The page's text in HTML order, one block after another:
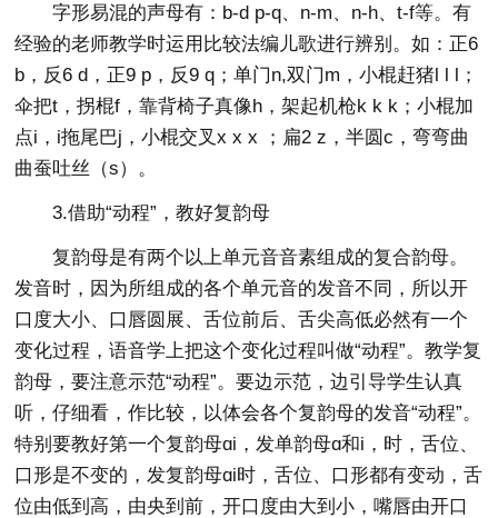
字形易混的声母有：b-d p-q、n-m、n-h、t-f等。有
经验的老师教学时运用比较法编儿歌进行辨别。如：正6
b，反6 d，正9 p，反9 q；单门n,双门m，小棍赶猪l l l；
伞把t，拐棍f，靠背椅子真像h，架起机枪k k k；小棍加
点i，i拖尾巴j，小棍交叉x x x ；扁2 z，半圆c，弯弯曲
曲蚕吐丝（s）。
3.借助“动程”，教好复韵母
复韵母是有两个以上单元音音素组成的复合韵母。
发音时，因为所组成的各个单元音的发音不同，所以开
口度大小、口唇圆展、舌位前后、舌尖高低必然有一个
变化过程，语音学上把这个变化过程叫做“动程”。教学复
韵母，要注意示范“动程”。要边示范，边引导学生认真
听，仔细看，作比较，以体会各个复韵母的发音“动程”。
特别要教好第一个复韵母ɑi，发单韵母ɑ和i，时，舌位、
口形是不变的，发复韵母ɑi时，舌位、口形都有变动，舌
位由低到高，由央到前，开口度由大到小，嘴唇由开口